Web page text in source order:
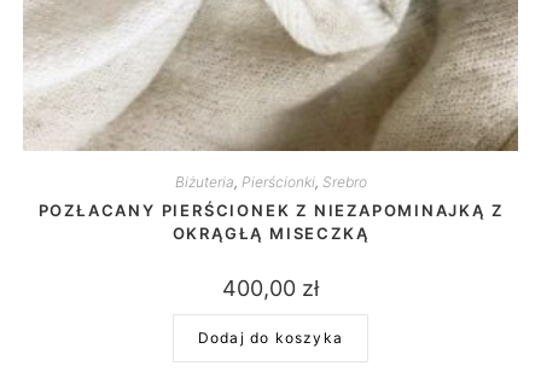
Biżuteria, Pierścionki, Srebro
POZŁACANY PIERŚCIONEK Z NIEZAPOMINAJKĄ Z
OKRĄGŁĄ MISECZKĄ
400,00 zł
Dodaj do koszyka